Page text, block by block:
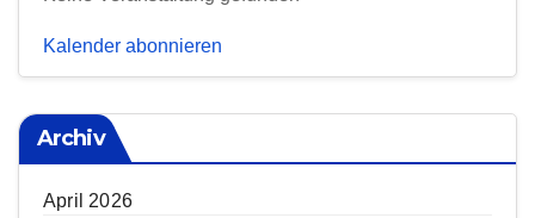
Kalender abonnieren
Archiv
April 2026